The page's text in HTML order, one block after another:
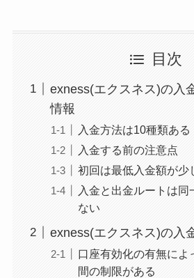
目次
exness(エクスネス)の入
情報
入金方法は10種類ある
入金する前の注意点
初回は最低入金額が少
入金と出金ルートは同
ない
exness(エクスネス)の入
口座有効化の有無によ
間の制限がある